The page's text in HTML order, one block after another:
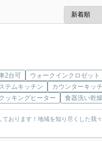
2台可
ウォークインクロゼット
テムキッチン
カウンターキッ
ッキングヒーター
食器洗い乾
おります！地域を知り尽くした我